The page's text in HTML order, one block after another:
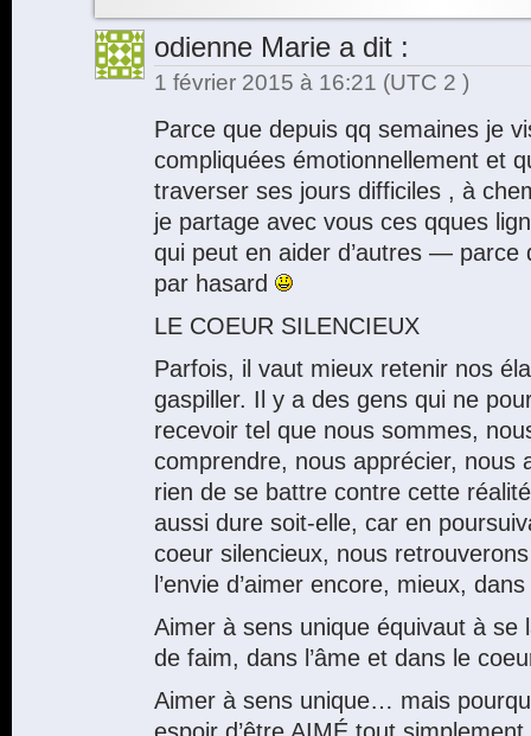
odienne Marie a dit :
1 février 2015 à 16:21 (UTC 2 )
Parce que depuis qq semaines je
compliquées émotionnellement et
traverser ses jours difficiles , à
je partage avec vous ces qques
qui peut en aider d’autres — parce
par hasard
LE COEUR SILENCIEUX
Parfois, il vaut mieux retenir nos
gaspiller. Il y a des gens qui ne
recevoir tel que nous sommes,
comprendre, nous apprécier,
rien de se battre contre cette
aussi dure soit-elle, car en
coeur silencieux, nous
l’envie d’aimer encore, mieux,
Aimer à sens unique équivaut à se
de faim, dans l’âme et dans le
Aimer à sens unique… mais